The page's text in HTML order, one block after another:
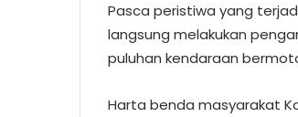
Pasca peristiwa yang
langsung melakukan
puluhan kendaraan
Harta benda masyarakat